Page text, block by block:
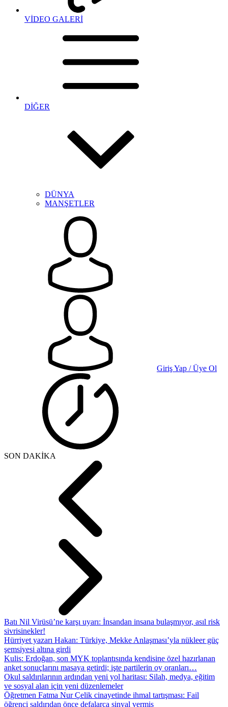
VİDEO GALERİ
DİĞER
DÜNYA
MANŞETLER
Giriş Yap / Üye Ol
SON DAKİKA
Batı Nil Virüsü’ne karşı uyarı: İnsandan insana bulaşmıyor, asıl risk
sivrisinekler!
Hürriyet yazarı Hakan: Türkiye, Mekke Anlaşması’yla nükleer güç
şemsiyesi altına girdi
Kulis: Erdoğan, son MYK toplantısında kendisine özel hazırlanan
anket sonuçlarını masaya getirdi; işte partilerin oy oranları…
Okul saldırılarının ardından yeni yol haritası: Silah, medya, eğitim
ve sosyal alan için yeni düzenlemeler
Öğretmen Fatma Nur Çelik cinayetinde ihmal tartışması: Fail
öğrenci saldırıdan önce defalarca sinyal vermiş